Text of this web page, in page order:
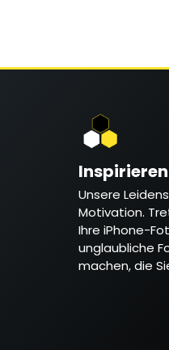
Unsere
Motivation.
Ihre iPhone-
unglaubliche
machen, die